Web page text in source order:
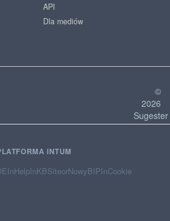
API
Dla mediów
©
2026
Sugester
INTUM
InHelpInKBSiteorNowyBIPInCookie